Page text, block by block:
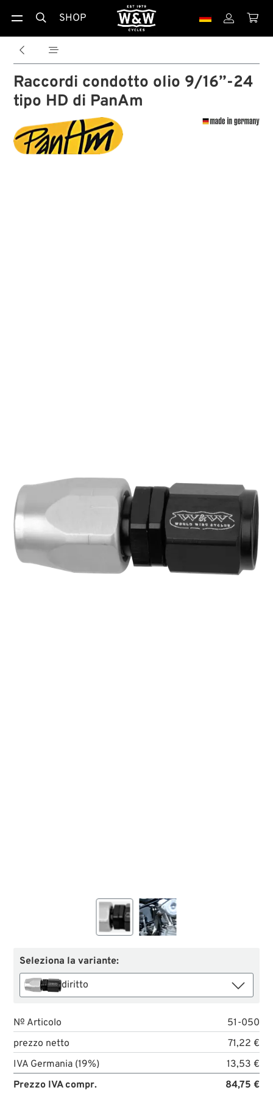
 SHOP  
 
Raccordi condotto olio 9/16”-24
tipo HD di PanAm
Seleziona la variante:
diritto
№ Articolo
51-050
prezzo netto
71,22 €
IVA Germania (19%)
13,53 €
Prezzo IVA compr.
84,75 €